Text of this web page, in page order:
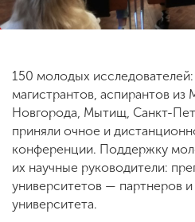
150 молодых исследователей:
магистрантов, аспирантов
Новгорода, Мытищ, Санкт-
приняли очное и
конференции. Поддержку
их научные руководители:
университетов — партнеров
университета.